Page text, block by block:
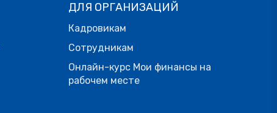
ДЛЯ ОРГАНИЗАЦИЙ
Кадровикам
Сотрудникам
Онлайн-курс Мои финансы на
рабочем месте